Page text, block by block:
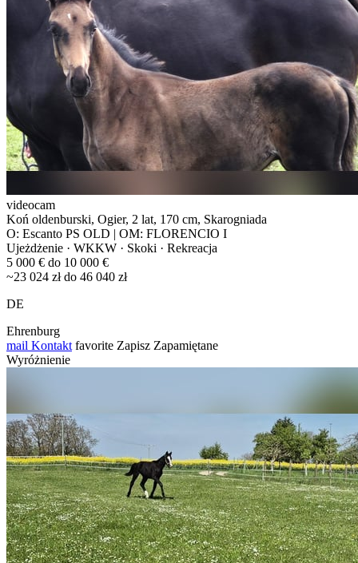
videocam
Koń oldenburski, Ogier, 2 lat, 170 cm, Skarogniada
O: Escanto PS OLD | OM: FLORENCIO I
Ujeżdżenie · WKKW · Skoki · Rekreacja
5 000 € do 10 000 €
~23 024 zł do 46 040 zł
DE
Ehrenburg
mail Kontakt favorite Zapisz Zapamiętane
Wyróżnienie